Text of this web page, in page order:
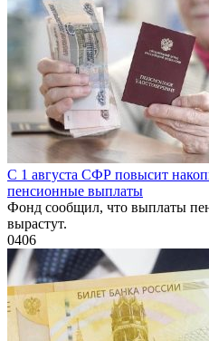
С 1 августа СФР повысит
пенсионные выплаты
Фонд сообщил, что выплаты
вырастут.
0406